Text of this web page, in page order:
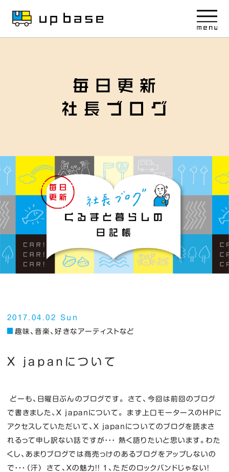
2017.04.02 Sun
趣味、音楽、好きなアーティストなど
X japanについて
どーも、日曜日ぶんのブログです。 さて、今回は前回のブログ
で書きました、X japanについて。 まず上口モータースのＨＰに
アクセスしていただいて、X japanについてのブログを読まさ
れるって申し訳ない話ですが・・・ 熱く語りたいと思います。わた
くし、あまりブログでは商売っけのあるブログをアップしないの
で・・・（汗） さて、Xの魅力！！ １、ただのロックバンドじゃない！